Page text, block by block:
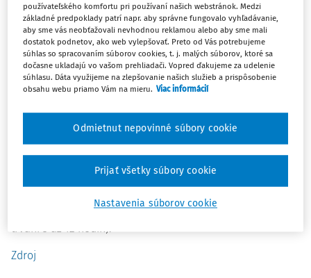
280/2025 Z. z. zvýšia sumy stravného pri tuzemských
pracovných cestách nasledujúco:
9,30 eura pre časové pásmo 5 až 12 hodín,
13,80 eura pre časové pásmo nad 12 hodín až 18 hodín,
20,60 eura pre časové pásmo nad 18 hodín.
Zmenou súm stravného sa od 1. decembra 2025 mení aj
minimálna hodnota stravovacej poukážky, a to na
6,98 eura(75 % stravného poskytovaného pri pracovnej
bude najmenej vo výške 3,84 eura (55 % minimálnej
hodnoty stravovacej poukážky), najviac vo výške 5,12 eura
(55 % stravného poskytovaného pri pracovnej ceste v
trvaní 5 až 12 hodín).
Zdroj
používateľského komfortu pri používaní našich webstránok. Medzi
základné predpoklady patrí napr. aby správne fungovalo vyhľadávanie,
aby sme vás neobťažovali nevhodnou reklamou alebo aby sme mali
dostatok podnetov, ako web vylepšovať. Preto od Vás potrebujeme
súhlas so spracovaním súborov cookies, t. j. malých súborov, ktoré sa
dočasne ukladajú vo vašom prehliadači. Vopred ďakujeme za udelenie
súhlasu. Dáta využijeme na zlepšovanie našich služieb a prispôsobenie
obsahu webu priamo Vám na mieru. Viac informácií
Nastavenia súborov cookie
Odmietnut nepovinné súbory cookie
Prijať všetky súbory cookie